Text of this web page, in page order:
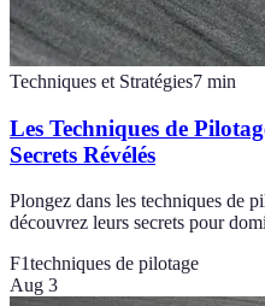
Techniques et Stratégies7 min
Les Techniques de
Secrets Révélés
Plongez dans les techniques de
découvrez leurs secrets pour
F1techniques de pilotage
Aug 3